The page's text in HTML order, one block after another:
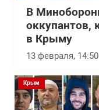
В
оккупантов,
в Крыму
13 февраля, 14:50
Крым